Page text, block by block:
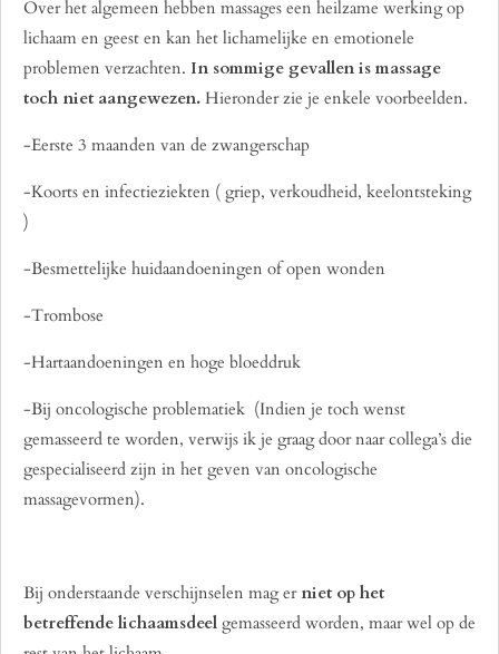
Over het algemeen hebben massages een heilzame werking op
lichaam en geest en kan het lichamelijke en emotionele
problemen verzachten. In sommige gevallen is massage
toch niet aangewezen. Hieronder zie je enkele voorbeelden.
-Eerste 3 maanden van de zwangerschap
-Koorts en infectieziekten ( griep, verkoudheid, keelontsteking
)
-Besmettelijke huidaandoeningen of open wonden
-Trombose
-Hartaandoeningen en hoge bloeddruk
-Bij oncologische problematiek (Indien je toch wenst
gemasseerd te worden, verwijs ik je graag door naar collega’s die
gespecialiseerd zijn in het geven van oncologische
massagevormen).
Bij onderstaande verschijnselen mag er niet op het
betreffende lichaamsdeel gemasseerd worden, maar wel op de